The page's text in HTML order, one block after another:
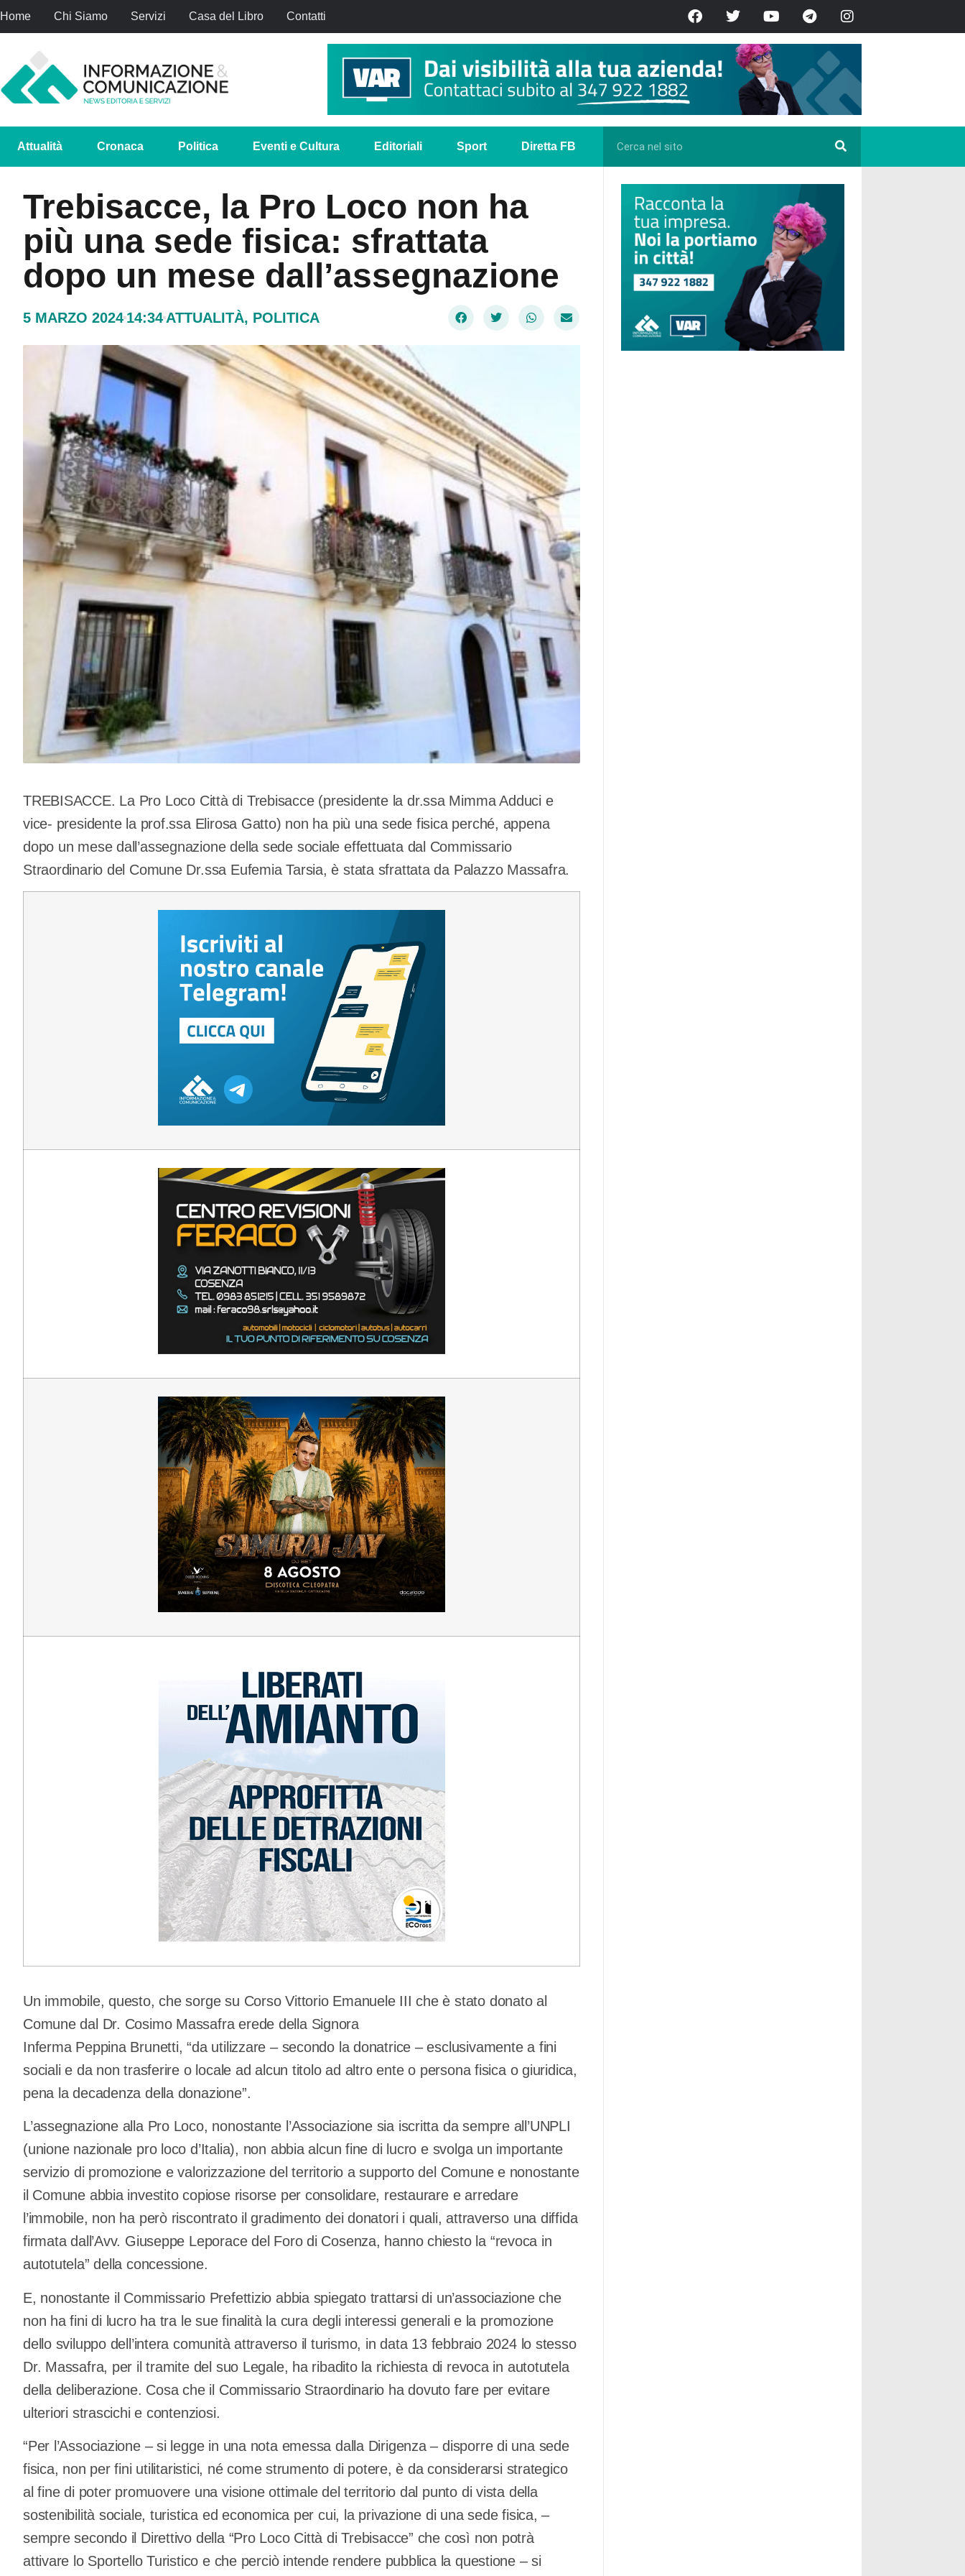
Home Chi Siamo Servizi Casa del Libro Contatti
Attualità Cronaca Politica Eventi e Cultura Editoriali Sport Diretta FB
Trebisacce, la Pro Loco non ha
più una sede fisica: sfrattata
dopo un mese dall’assegnazione
5 MARZO 2024 14:34 ATTUALITÀ, POLITICA
TREBISACCE. La Pro Loco Città di Trebisacce (presidente la dr.ssa Mimma Adduci e
vice- presidente la prof.ssa Elirosa Gatto) non ha più una sede fisica perché, appena
dopo un mese dall’assegnazione della sede sociale effettuata dal Commissario
Straordinario del Comune Dr.ssa Eufemia Tarsia, è stata sfrattata da Palazzo Massafra.
Un immobile, questo, che sorge su Corso Vittorio Emanuele III che è stato donato al
Comune dal Dr. Cosimo Massafra erede della Signora
Inferma Peppina Brunetti, “da utilizzare – secondo la donatrice – esclusivamente a fini
sociali e da non trasferire o locale ad alcun titolo ad altro ente o persona fisica o giuridica,
pena la decadenza della donazione”.
L’assegnazione alla Pro Loco, nonostante l’Associazione sia iscritta da sempre all’UNPLI
(unione nazionale pro loco d’Italia), non abbia alcun fine di lucro e svolga un importante
servizio di promozione e valorizzazione del territorio a supporto del Comune e nonostante
il Comune abbia investito copiose risorse per consolidare, restaurare e arredare
l’immobile, non ha però riscontrato il gradimento dei donatori i quali, attraverso una diffida
firmata dall’Avv. Giuseppe Leporace del Foro di Cosenza, hanno chiesto la “revoca in
autotutela” della concessione.
E, nonostante il Commissario Prefettizio abbia spiegato trattarsi di un’associazione che
non ha fini di lucro ha tra le sue finalità la cura degli interessi generali e la promozione
dello sviluppo dell’intera comunità attraverso il turismo, in data 13 febbraio 2024 lo stesso
Dr. Massafra, per il tramite del suo Legale, ha ribadito la richiesta di revoca in autotutela
della deliberazione. Cosa che il Commissario Straordinario ha dovuto fare per evitare
ulteriori strascichi e contenziosi.
“Per l’Associazione – si legge in una nota emessa dalla Dirigenza – disporre di una sede
fisica, non per fini utilitaristici, né come strumento di potere, è da considerarsi strategico
al fine di poter promuovere una visione ottimale del territorio dal punto di vista della
sostenibilità sociale, turistica ed economica per cui, la privazione di una sede fisica, –
sempre secondo il Direttivo della “Pro Loco Città di Trebisacce” che così non potrà
attivare lo Sportello Turistico e che perciò intende rendere pubblica la questione – si